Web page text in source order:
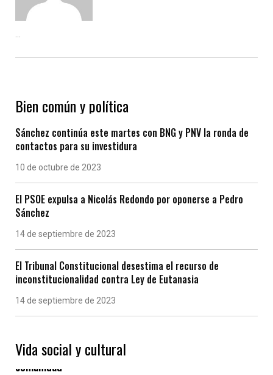
...
Bien común y política
Sánchez continúa este martes con BNG y PNV la ronda de
contactos para su investidura
10 de octubre de 2023
El PSOE expulsa a Nicolás Redondo por oponerse a Pedro
Sánchez
14 de septiembre de 2023
El Tribunal Constitucional desestima el recurso de
inconstitucionalidad contra Ley de Eutanasia
14 de septiembre de 2023
Vida social y cultural
Las “Eiras” gallegas, un modelo de vida en
comunidad